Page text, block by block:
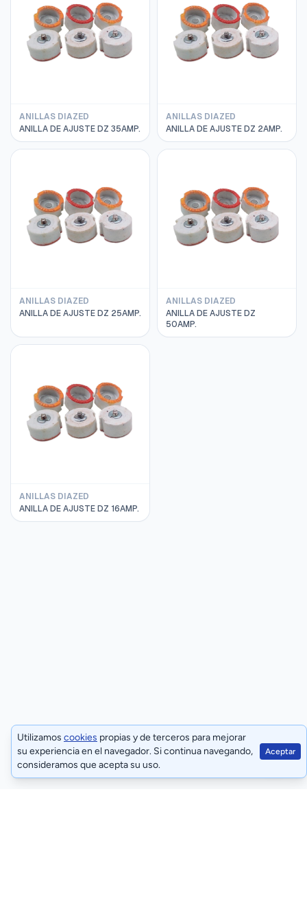
ANILLAS DIAZED
ANILLA DE AJUSTE DZ 35AMP.
ANILLAS DIAZED
ANILLA DE AJUSTE DZ 2AMP.
ANILLAS DIAZED
ANILLA DE AJUSTE DZ 25AMP.
ANILLAS DIAZED
ANILLA DE AJUSTE DZ
50AMP.
ANILLAS DIAZED
ANILLA DE AJUSTE DZ 16AMP.
Utilizamos cookies propias y de terceros para mejorar
su experiencia en el navegador. Si continua navegando,
consideramos que acepta su uso.
Aceptar